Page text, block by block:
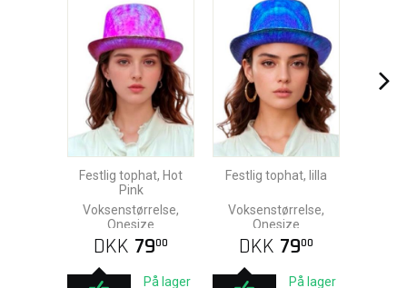
Festlig tophat, Hot
Pink
Voksenstørrelse,
Onesize
DKK 7900
På lager
Festlig tophat, lilla
Voksenstørrelse,
Onesize
DKK 7900
På lager